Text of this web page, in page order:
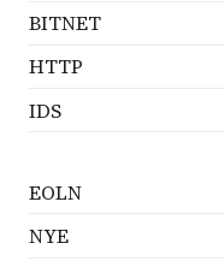
BITNET
HTTP
IDS
EOLN
NYE